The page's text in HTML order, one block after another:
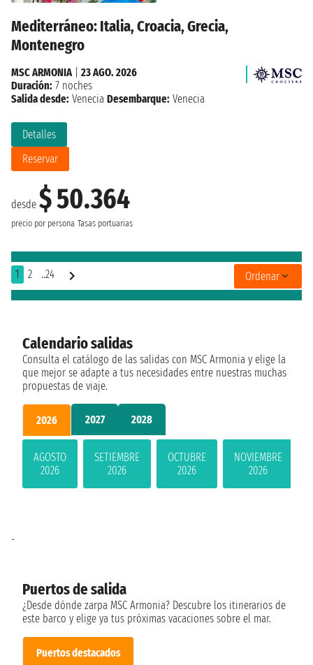
Mediterráneo: Italia, Croacia, Grecia,
Montenegro
desde $ 50.364
precio por persona Tasas portuarias
Detalles
Reservar
MSC ARMONIA| 23 AGO. 2026
Duración: 7 noches
Salida desde: Venecia Desembarque: Venecia
1 2 ..24 Ordenar
Calendario salidas
Consulta el catálogo de las salidas con MSC Armonia y elige la
que mejor se adapte a tus necesidades entre nuestras muchas
propuestas de viaje.
2026 2027 2028
AGOSTO
2026
SETIEMBRE
2026
OCTUBRE
2026
NOVIEMBRE
2026
Puertos de salida
¿Desde dónde zarpa MSC Armonia? Descubre los itinerarios de
este barco y elige ya tus próximas vacaciones sobre el mar.
Puertos destacados
-